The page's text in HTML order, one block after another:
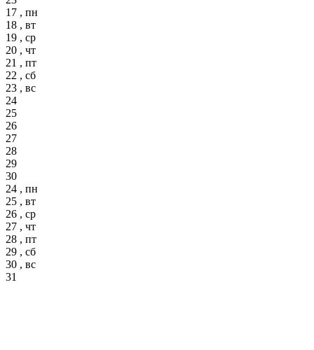
17 , пн
18 , вт
19 , ср
20 , чт
21 , пт
22 , сб
23 , вс
24
25
26
27
28
29
30
24 , пн
25 , вт
26 , ср
27 , чт
28 , пт
29 , сб
30 , вс
31